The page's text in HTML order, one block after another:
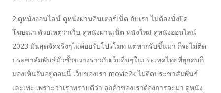
2.ดูหนังออนไลน์ ดูหนังผ่านอินเตอร์เน็ต กับเรา ไม่ต้องนั่งปิด
โฆษณา ด้วยเหตุว่าเว็บ ดูหนังผ่านเน็ต หนังใหม่ ดูหนังออนไลน์
2023 มันสุดจัดจริงๆไม่ค่อยรับโปรโมท แต่หากรับขึ้นมา ก็จะไม่ติด
ประชาสัมพันธ์มั่วซั้วขวางราวกับเว็บอื่นๆในประเทศไทยที่ทุกคนก็
มองเห็นอันอยู่ตอนนี้ เว็บของเรา movie2k ไม่ติดประชาสัมพันธ์
เละเทะ เพราะว่าเราทราบดีว่า ลูกค้าของเราต้องการจะมา ดูหนัง